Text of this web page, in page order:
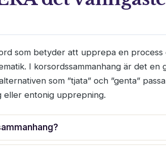
som betyder att upprepa en process
I korsordssammanhang är det en
som ”tjata” och ”genta”
eller entonig upprepning.